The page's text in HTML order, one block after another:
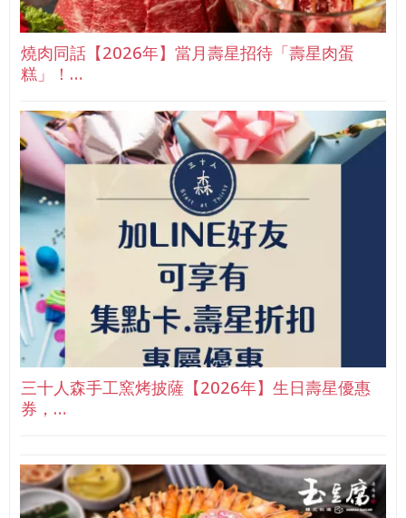
燒肉同話【2026年】當月壽星招待「壽星肉蛋
糕」！…
三十人森手工窯烤披薩【2026年】生日壽星優惠
券，…